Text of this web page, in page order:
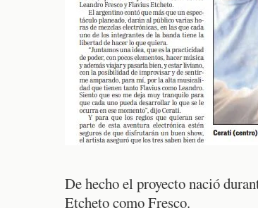
De hecho el proyecto nació
Etcheto como Fresco.